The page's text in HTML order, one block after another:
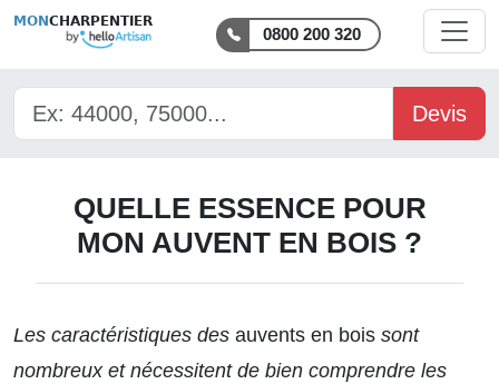
MON CHARPENTIER
0800 200 320
Devis
QUELLE ESSENCE POUR
MON AUVENT EN BOIS ?
Les caractéristiques des auvents en bois sont
nombreux et nécessitent de bien comprendre les